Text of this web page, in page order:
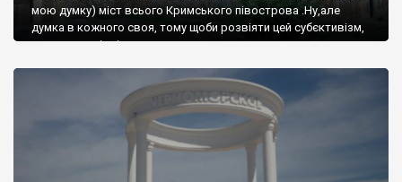
мою думку) міст всього Кримського півострова .Ну,але
думка в кожного своя, тому щоби розвіяти цей субєктивізм,
запрошую відвідати це